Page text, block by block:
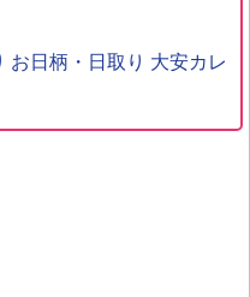
お日柄・日取り 大安カレ